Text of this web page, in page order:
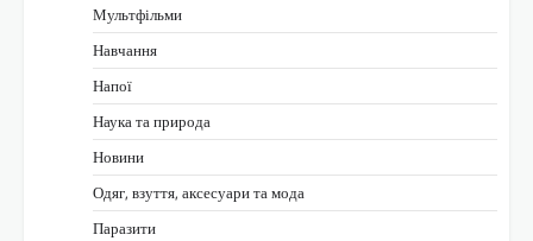
Мультфільми
Навчання
Напої
Наука та природа
Новини
Одяг, взуття, аксесуари та мода
Паразити